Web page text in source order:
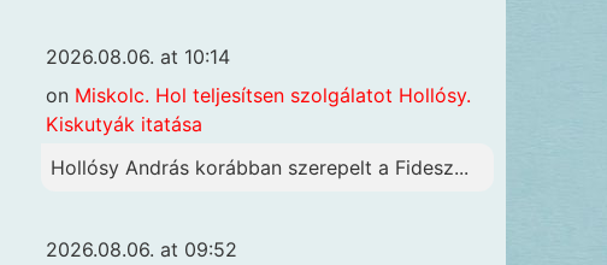
2026.08.06. at 10:14
on Miskolc. Hol teljesítsen szolgálatot Hollósy.
Kiskutyák itatása
Hollósy András korábban szerepelt a Fidesz...
2026.08.06. at 09:52